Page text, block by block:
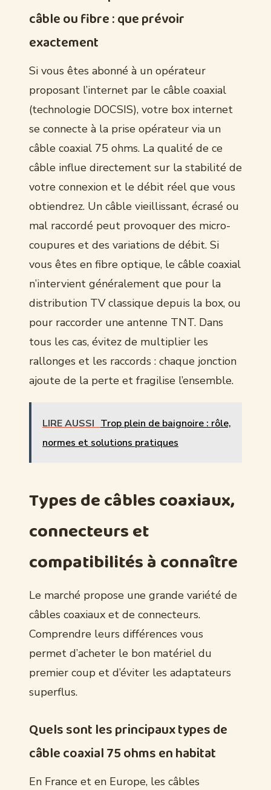
câble ou fibre : que prévoir
exactement
Si vous êtes abonné à un opérateur
proposant l’internet par le câble coaxial
(technologie DOCSIS), votre box internet
se connecte à la prise opérateur via un
câble coaxial 75 ohms. La qualité de ce
câble influe directement sur la stabilité de
votre connexion et le débit réel que vous
obtiendrez. Un câble vieillissant, écrasé ou
mal raccordé peut provoquer des micro-
coupures et des variations de débit. Si
vous êtes en fibre optique, le câble coaxial
n’intervient généralement que pour la
distribution TV classique depuis la box, ou
pour raccorder une antenne TNT. Dans
tous les cas, évitez de multiplier les
rallonges et les raccords : chaque jonction
ajoute de la perte et fragilise l’ensemble.
LIRE AUSSI Trop plein de baignoire : rôle,
normes et solutions pratiques
Types de câbles coaxiaux,
connecteurs et
compatibilités à connaître
Le marché propose une grande variété de
câbles coaxiaux et de connecteurs.
Comprendre leurs différences vous
permet d’acheter le bon matériel du
premier coup et d’éviter les adaptateurs
superflus.
Quels sont les principaux types de
câble coaxial 75 ohms en habitat
En France et en Europe, les câbles